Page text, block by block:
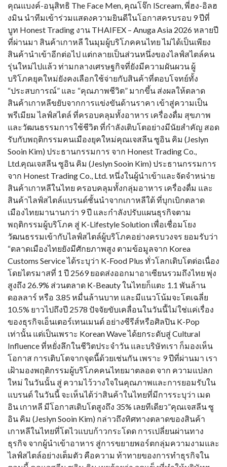
คุณแบงค์-อนุสิทธิ The Face Men, คุณโจ๊ก IScream, พี่ฮง-อิลฮ
งมิน นำทีมเข้าร่วมแสดงความยินดีในโอกาสครบรอบ 9 ปีที่
บูท Honest Trading งาน THAIFEX – Anuga Asia 2026 หลายปี
ที่ผ่านมา สินค้าเกาหลี ในมุมผู้บริโภคคนไทย ไม่ได้เป็นเพียง
สินค้านำเข้าอีกต่อไป แต่กลายเป็นส่วนหนึ่งของไลฟ์สไตล์คน
รุ่นใหม่ไปแล้ว ท่ามกลางเศรษฐกิจที่ยังมีความผันผวน ผู้
บริโภคยุคใหม่ยังคงเลือกใช้จ่ายกับสินค้าที่ตอบโจทย์ทั้ง
“ประสบการณ์” และ “คุณภาพชีวิต” มากขึ้น ส่งผลให้ตลาด
สินค้าเกาหลีขยับจากการแข่งขันด้านราคา เข้าสู่ความเป็น
พรีเมียม ไลฟ์สไตล์ ที่ครอบคลุมทั้งอาหาร เครื่องดื่ม สุขภาพ
และวัฒนธรรมการใช้ชีวิต ที่กำลังเติบโตอย่างมีนัยสำคัญ สอด
รับกับพฤติกรรมคนเมืองยุคใหม่คุณเจสลีน ซูอิน คิม (Jeslyn
Sooin Kim) ประธานกรรมการ จาก Honest Trading Co.,
Ltd.คุณเจสลีน ซูอิน คิม (Jeslyn Sooin Kim) ประธานกรรมการ
จาก Honest Trading Co., Ltd. หนึ่งในผู้นำเข้าและจัดจำหน่าย
สินค้าเกาหลีในไทย ครอบคลุมทั้งกลุ่มอาหาร เครื่องดื่ม และ
สินค้าไลฟ์สไตล์แบรนด์ชั้นนำจากเกาหลีใต้ ที่บุกเบิกตลาด
เมืองไทยมานานกว่า 9 ปี และกำลังปรับแผนธุรกิจตาม
พฤติกรรมผู้บริโภค สู่ K-Lifestyle Solution เพื่อเชื่อมโยง
วัฒนธรรมเข้ากับไลฟ์สไตล์ผู้บริโภคอย่างครบวงจร ยอมรับว่า
“ตลาดเมืองไทยยังมีศักยภาพสูง ตามข้อมูลจาก Korea
Customs Service ได้ระบุว่า K-Food Plus ทั่วโลกเติบโตต่อเนื่อง
โดยไตรมาสที่ 1 ปี 2569 ยอดส่งออกมาอาเซียนรวมถึงไทย พุ่ง
สูงถึง 26.9% ส่วนตลาด K-Beauty ในไทยก็แตะ 1.1 พันล้าน
ดอลลาร์ หรือ 3.85 หมื่นล้านบาท และมีแนวโน้มจะโตเฉลี่ย
10.5% ยาวไปถึงปี 2578 ปัจจัยขับเคลื่อนในวันนี้ไม่ใช่แค่เรื่อง
ของธุรกิจเอ็นเตอร์เทนเมนต์ อย่างซีรีส์หรือศิลปิน K-Pop
เท่านั้น แต่เป็นเพราะ Korean Wave ได้ยกระดับสู่ Cultural
Influence ที่หยั่งลึกในชีวิตประจำวัน และบริษัทเรา ก็มองเห็น
โอกาส การเติบโตจากจุดนี้ด้วยเช่นกัน เพราะ 9 ปีที่ผ่านมา เรา
เฝ้ามองพฤติกรรมผู้บริโภคคนไทยมาตลอด จาก ความแปลก
ใหม่ ในวันนั้น สู่ ความไว้วางใจในคุณภาพและการยอมรับใน
แบรนด์ ในวันนี้ จะเห็นได้ว่าสินค้าในไทยที่มีการระบุว่า เมด
อิน เกาหลี มีโอกาสเติบโตสูงถึง 35% เลยทีเดียว”คุณเจสลีน ซู
อิน คิม (Jeslyn Sooin Kim) กล่าวถึงทิศทางตลาดของสินค้า
เกาหลีในไทยที่โตไวแบบก้าวกระโดด การเปลี่ยนผ่านทาง
ธุรกิจ จากผู้นำเข้าอาหาร สู่การขยายพอร์ตกลุ่มความงามและ
ไลฟ์สไตล์อย่างเต็มตัว คือความ ท้าทายของการทำธุรกิจใน